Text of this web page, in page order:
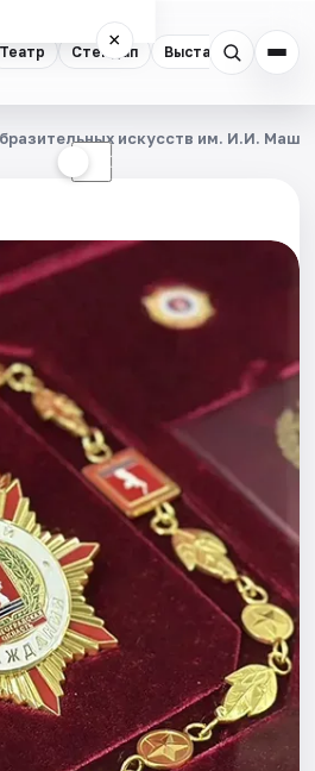
Театр Стендап Выставки
×
☾
искусств им. И.И.